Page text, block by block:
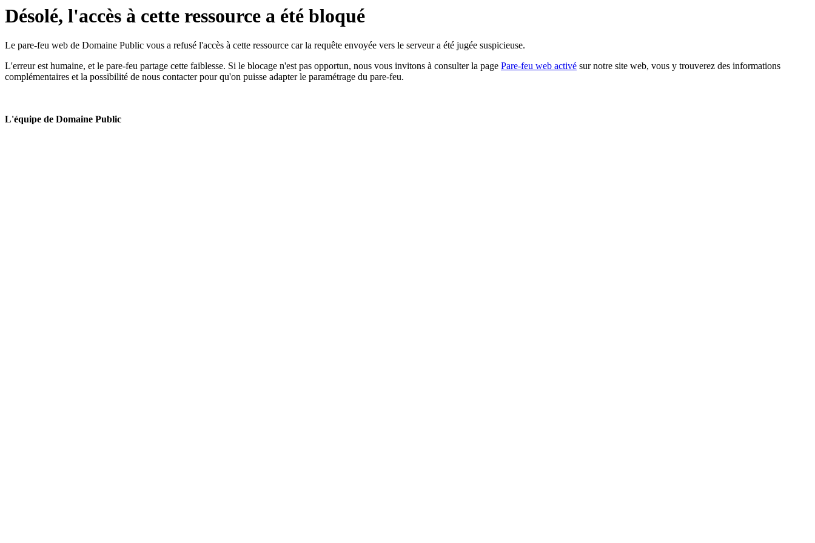
Désolé, l'accès à cette ressource a été bloqué
Le pare-feu web de Domaine Public vous a refusé l'accès à cette ressource car la requête envoyée vers le serveur a été jugée suspicieuse.
L'erreur est humaine, et le pare-feu partage cette faiblesse. Si le blocage n'est pas opportun, nous vous invitons à consulter la page Pare-feu web activé sur notre site web, vous y trouverez des informations
complémentaires et la possibilité de nous contacter pour qu'on puisse adapter le paramétrage du pare-feu.
L'équipe de Domaine Public